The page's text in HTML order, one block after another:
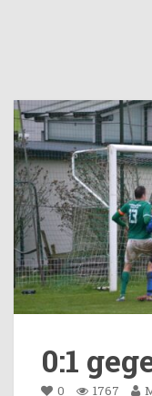
0:1
0 1767